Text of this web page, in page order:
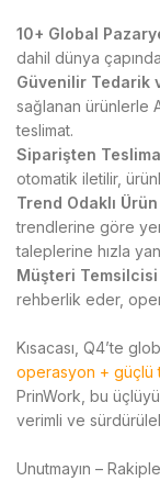
10+ Global
dahil dünya
Güvenilir Tedarik
sağlanan ürünlerle
teslimat.
Siparişten
otomatik iletilir,
Trend Odaklı Ürün
trendlerine göre
taleplerine hızla
Müşteri
rehberlik eder,
Kısacası, Q4’te
operasyon + güçlü
PrinWork, bu üçlüyü
verimli ve
Unutmayın –